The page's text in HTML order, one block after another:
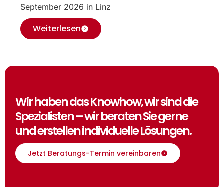
September 2026 in Linz
Weiterlesen
Wir haben das Knowhow, wir sind die
Spezialisten – wir beraten Sie gerne
und erstellen individuelle Lösungen.
Jetzt Beratungs-Termin vereinbaren